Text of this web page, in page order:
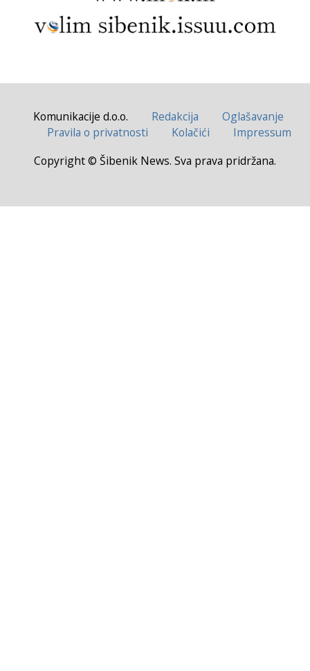
Komunikacije d.o.o. Redakcija
Oglašavanje
Pravila o privatnosti
Kolačići
Impressum
Copyright © Šibenik News. Sva prava pridržana.